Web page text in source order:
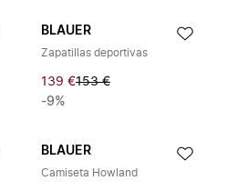
BLAUER
Zapatillas deportivas
139 €153 €
-9%
BLAUER
Camiseta Howland